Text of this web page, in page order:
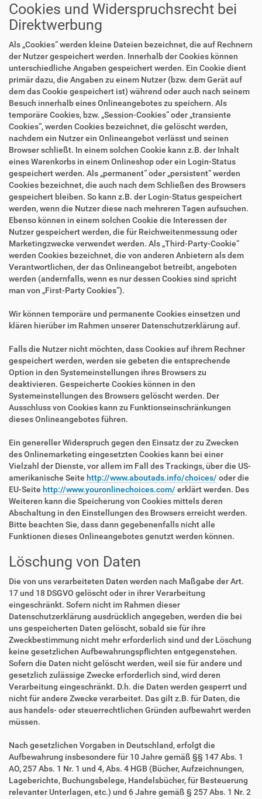
Cookies und Widerspruchsrecht bei
Direktwerbung
Als „Cookies“ werden kleine Dateien bezeichnet, die auf Rechnern
der Nutzer gespeichert werden. Innerhalb der Cookies können
unterschiedliche Angaben gespeichert werden. Ein Cookie dient
primär dazu, die Angaben zu einem Nutzer (bzw. dem Gerät auf
dem das Cookie gespeichert ist) während oder auch nach seinem
Besuch innerhalb eines Onlineangebotes zu speichern. Als
temporäre Cookies, bzw. „Session-Cookies“ oder „transiente
Cookies“, werden Cookies bezeichnet, die gelöscht werden,
nachdem ein Nutzer ein Onlineangebot verlässt und seinen
Browser schließt. In einem solchen Cookie kann z.B. der Inhalt
eines Warenkorbs in einem Onlineshop oder ein Login-Status
gespeichert werden. Als „permanent“ oder „persistent“ werden
Cookies bezeichnet, die auch nach dem Schließen des Browsers
gespeichert bleiben. So kann z.B. der Login-Status gespeichert
werden, wenn die Nutzer diese nach mehreren Tagen aufsuchen.
Ebenso können in einem solchen Cookie die Interessen der
Nutzer gespeichert werden, die für Reichweitenmessung oder
Marketingzwecke verwendet werden. Als „Third-Party-Cookie“
werden Cookies bezeichnet, die von anderen Anbietern als dem
Verantwortlichen, der das Onlineangebot betreibt, angeboten
werden (andernfalls, wenn es nur dessen Cookies sind spricht
man von „First-Party Cookies“).
Wir können temporäre und permanente Cookies einsetzen und
klären hierüber im Rahmen unserer Datenschutzerklärung auf.
Falls die Nutzer nicht möchten, dass Cookies auf ihrem Rechner
gespeichert werden, werden sie gebeten die entsprechende
Option in den Systemeinstellungen ihres Browsers zu
deaktivieren. Gespeicherte Cookies können in den
Systemeinstellungen des Browsers gelöscht werden. Der
Ausschluss von Cookies kann zu Funktionseinschränkungen
dieses Onlineangebotes führen.
Ein genereller Widerspruch gegen den Einsatz der zu Zwecken
des Onlinemarketing eingesetzten Cookies kann bei einer
Vielzahl der Dienste, vor allem im Fall des Trackings, über die US-
amerikanische Seite http://www.aboutads.info/choices/ oder die
EU-Seite http://www.youronlinechoices.com/ erklärt werden. Des
Weiteren kann die Speicherung von Cookies mittels deren
Abschaltung in den Einstellungen des Browsers erreicht werden.
Bitte beachten Sie, dass dann gegebenenfalls nicht alle
Funktionen dieses Onlineangebotes genutzt werden können.
Löschung von Daten
Die von uns verarbeiteten Daten werden nach Maßgabe der Art.
17 und 18 DSGVO gelöscht oder in ihrer Verarbeitung
eingeschränkt. Sofern nicht im Rahmen dieser
Datenschutzerklärung ausdrücklich angegeben, werden die bei
uns gespeicherten Daten gelöscht, sobald sie für ihre
Zweckbestimmung nicht mehr erforderlich sind und der Löschung
keine gesetzlichen Aufbewahrungspflichten entgegenstehen.
Sofern die Daten nicht gelöscht werden, weil sie für andere und
gesetzlich zulässige Zwecke erforderlich sind, wird deren
Verarbeitung eingeschränkt. D.h. die Daten werden gesperrt und
nicht für andere Zwecke verarbeitet. Das gilt z.B. für Daten, die
aus handels- oder steuerrechtlichen Gründen aufbewahrt werden
müssen.
Nach gesetzlichen Vorgaben in Deutschland, erfolgt die
Aufbewahrung insbesondere für 10 Jahre gemäß §§ 147 Abs. 1
AO, 257 Abs. 1 Nr. 1 und 4, Abs. 4 HGB (Bücher, Aufzeichnungen,
Lageberichte, Buchungsbelege, Handelsbücher, für Besteuerung
relevanter Unterlagen, etc.) und 6 Jahre gemäß § 257 Abs. 1 Nr. 2